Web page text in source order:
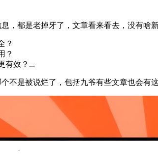
，都是老掉牙了，文章看来看去，没有啥
？
？
有效？...
不是被说烂了，包括九爷有些文章也会有